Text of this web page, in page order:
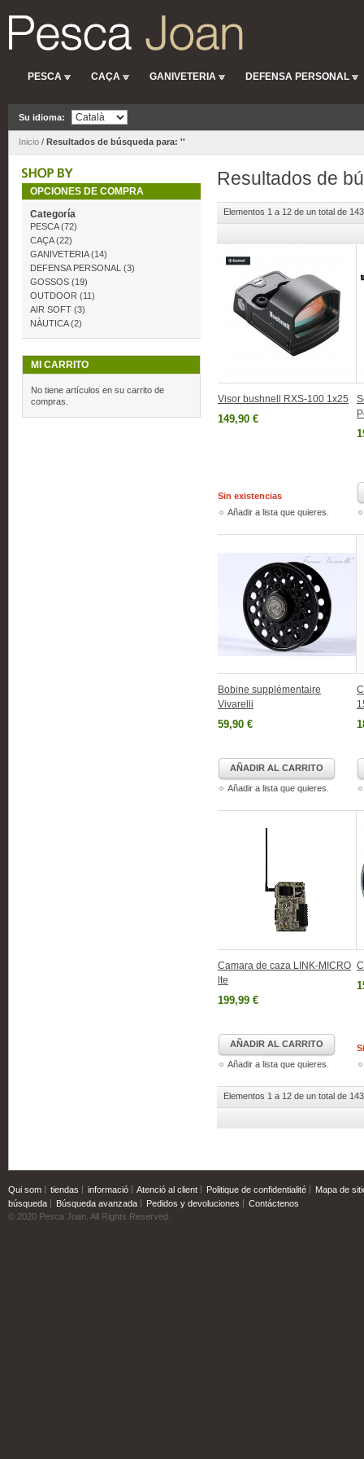
PESCA CAÇA GANIVETERIA DEFENSA PERSONAL
Su idioma:
Inicio / Resultados de búsqueda para: ''
Resultados de
Elementos 1 a 12 de un total de 143
Visor bushnell RXS-100 1x25
149,90 €
Sin existencias
Añadir a lista que quieres.
Bobine supplémentaire
Vivarelli
59,90 €
AÑADIR AL CARRITO
Añadir a lista que quieres.
Camara de caza LINK-MICRO
lte
199,99 €
AÑADIR AL CARRITO
Añadir a lista que quieres.
Elementos 1 a 12 de un total de 143
OPCIONES DE COMPRA
Categoría
PESCA(72)
CAÇA(22)
GANIVETERIA(14)
DEFENSA PERSONAL (3)
GOSSOS (19)
OUTDOOR (11)
AIR SOFT (3)
NÀUTICA(2)
MI CARRITO
No tiene artículos en su carrito de
compras.
Qui som tiendas informació Atenció al client Politique de confidentialité
Mapa de
búsqueda
Búsqueda avanzada Pedidos y devoluciones
Contáctenos
© 2020 Pesca Joan. All Rights Reserved.